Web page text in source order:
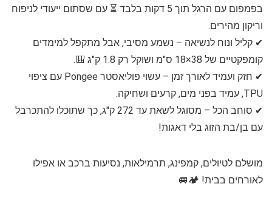
בפמפום עם הרגל תוך 5 דקות בלבד ⏳ עם שסתום ייעודי לניפוח
וריקון מהירים.
✔ קליל ונוח לנשיאה – נשמע מסיבי, אבל מתקפל למימדים
קומפקטיים של 38×18 ס"מ ושוקל רק 1.8 ק"ג 🎒.
✔ חזק ועמיד לאורך זמן – עשוי פוליאסטר Pongee עם ציפוי
TPU, עמיד בפני מים, קרעים ושחיקה.
✔ סוחב הכל – מסוגל לשאת עד 272 ק"ג, כך שתוכלו להתכרבל
עם בן/בת הזוג בלי דאגות!
מושלם לטיולים, קמפינג, תרמילאות, נסיעות ברכב או אפילו
לאורחים בבית! 🏕️🚐